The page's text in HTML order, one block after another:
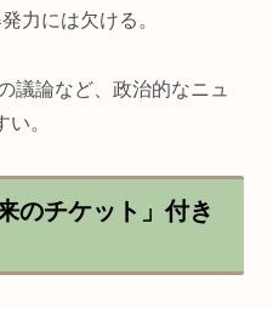
力には欠ける。
議論など、政治的なニュ
。
のチケット」付き